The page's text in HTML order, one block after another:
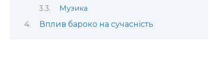
Музика
Вплив бароко на сучасність